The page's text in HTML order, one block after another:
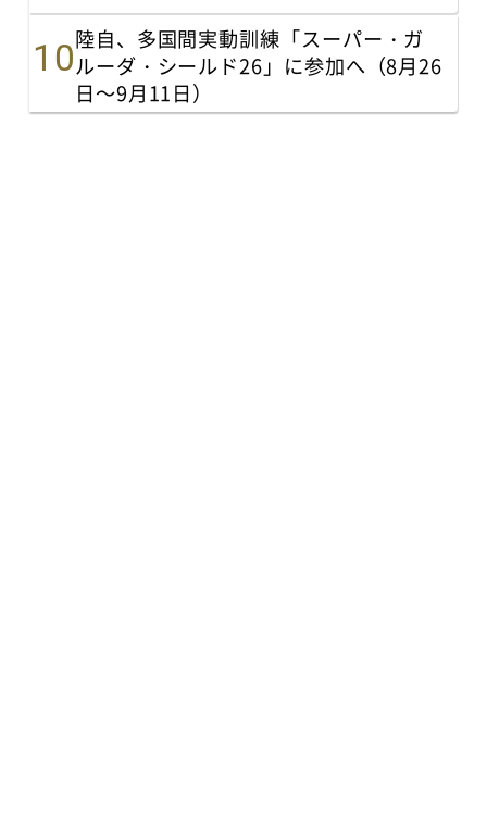
陸自、多国間実動訓練「スーパー・ガ
ルーダ・シールド26」に参加へ（8月26
日～9月11日）